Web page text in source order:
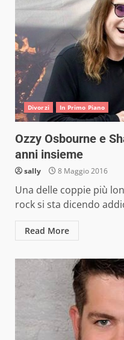
Divorzi In Primo Piano
Ozzy Osbourne e
anni insieme
sally 8 Maggio 2016
Una delle coppie più
rock si sta dicendo
Read More